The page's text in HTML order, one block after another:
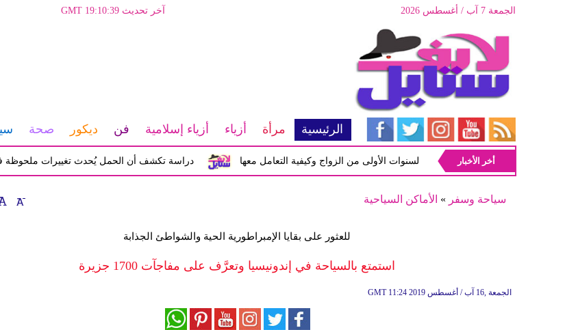
آخر تحديث GMT 19:10:39 الجمعة 7 آب / أغسطس 2026
الرئيسية مرأة أزياء أزياء إسلامية فن ديكور صحة
دراسة تكشف أن الحمل يُحدث تغييرات ملحوظة في دماغ أبرز المشاكل شيوعاً في السنوات الأولى من الزواج وكيفية التعامل معها
أخر الأخبار
سياحة وسفر » الأماكن السياحية
للعثور على بقايا الإمبراطورية الحية والشواطئ الجذابة
استمتع بالسياحة في إندونيسيا وتعرَّف على مفاجآت 1700 جزيرة
GMT 11:24 2019 الجمعة ,16 آب / أغسطس